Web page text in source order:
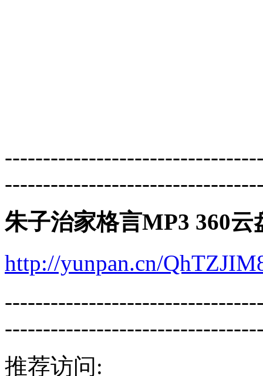
朱子治家格言MP3 360云
http://yunpan.cn/
推荐访问: